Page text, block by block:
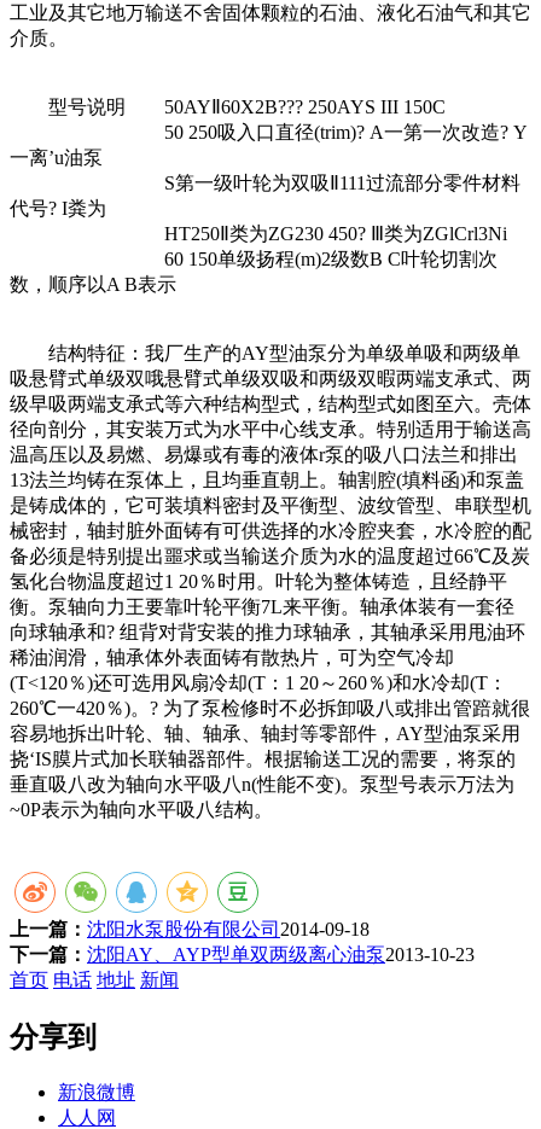
工业及其它地万输送不舍固体颗粒的石油、液化石油气和其它
介质。
型号说明 50AYⅡ60X2B??? 250AYS III 150C
50 250吸入口直径(trim)? A一第一次改造? Y
一离’u油泵
S第一级叶轮为双吸Ⅱ111过流部分零件材料
代号? I粪为
HT250Ⅱ类为ZG230 450? Ⅲ类为ZGlCrl3Ni
60 150单级扬程(m)2级数B C叶轮切割次
数，顺序以A B表示
结构特征：我厂生产的AY型油泵分为单级单吸和两级单
吸悬臂式单级双哦悬臂式单级双吸和两级双暇两端支承式、两
级早吸两端支承式等六种结构型式，结构型式如图至六。壳体
径向剖分，其安装万式为水平中心线支承。特别适用于输送高
温高压以及易燃、易爆或有毒的液体r泵的吸八口法兰和排出
13法兰均铸在泵体上，且均垂直朝上。轴割腔(填料函)和泵盖
是铸成体的，它可装填料密封及平衡型、波纹管型、串联型机
械密封，轴封脏外面铸有可供选择的水冷腔夹套，水冷腔的配
备必须是特别提出噩求或当输送介质为水的温度超过66℃及炭
氢化台物温度超过1 20％时用。叶轮为整体铸造，且经静平
衡。泵轴向力王要靠叶轮平衡7L来平衡。轴承体装有一套径
向球轴承和? 组背对背安装的推力球轴承，其轴承采用甩油环
稀油润滑，轴承体外表面铸有散热片，可为空气冷却
(T<120％)还可选用风扇冷却(T：1 20～260％)和水冷却(T：
260℃一420％)。? 为了泵检修时不必拆卸吸八或排出管踣就很
容易地拆出叶轮、轴、轴承、轴封等零部件，AY型油泵采用
挠‘IS膜片式加长联轴器部件。根据输送工况的需要，将泵的
垂直吸八改为轴向水平吸八n(性能不变)。泵型号表示万法为
~0P表示为轴向水平吸八结构。
上一篇： 沈阳水泵股份有限公司 2014-09-18
下一篇： 沈阳AY、AYP型单双两级离心油泵2013-10-23
首页 电话 地址 新闻
分享到
新浪微博
人人网